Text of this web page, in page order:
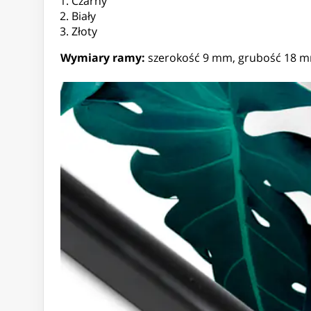
Biały
Złoty
Wymiary ramy: szerokość 9 mm, grubość 18